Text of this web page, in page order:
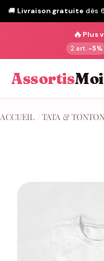
🚚 Livraison gratuite dès
🔥Plus
2 art. -5%
AssortisMoi
au
ACCUEIL TATA & TONTON